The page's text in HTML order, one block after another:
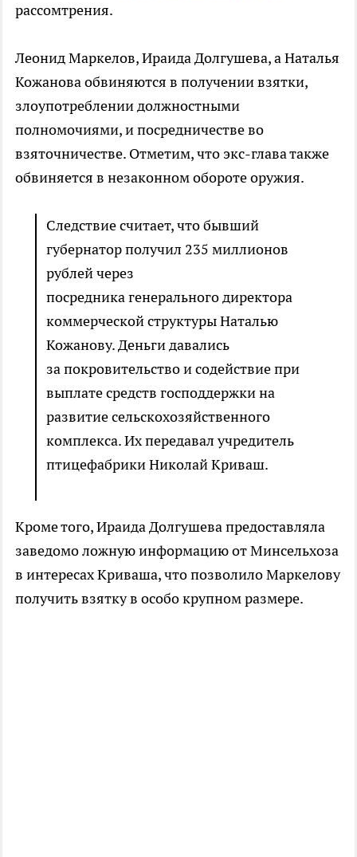
рассомтрения.
Леонид Маркелов, Ираида Долгушева, а Наталья
Кожанова обвиняются в получении взятки,
злоупотреблении должностными
полномочиями, и посредничестве во
взяточничестве. Отметим, что экс-глава также
обвиняется в незаконном обороте оружия.
Следствие считает, что бывший
губернатор получил 235 миллионов
рублей через
посредника генерального директора
коммерческой структуры Наталью
Кожанову. Деньги давались
за покровительство и содействие при
выплате средств господдержки на
развитие сельскохозяйственного
комплекса. Их передавал учредитель
птицефабрики Николай Криваш.
Кроме того, Ираида Долгушева предоставляла
заведомо ложную информацию от Минсельхоза
в интересах Криваша, что позволило Маркелову
получить взятку в особо крупном размере.